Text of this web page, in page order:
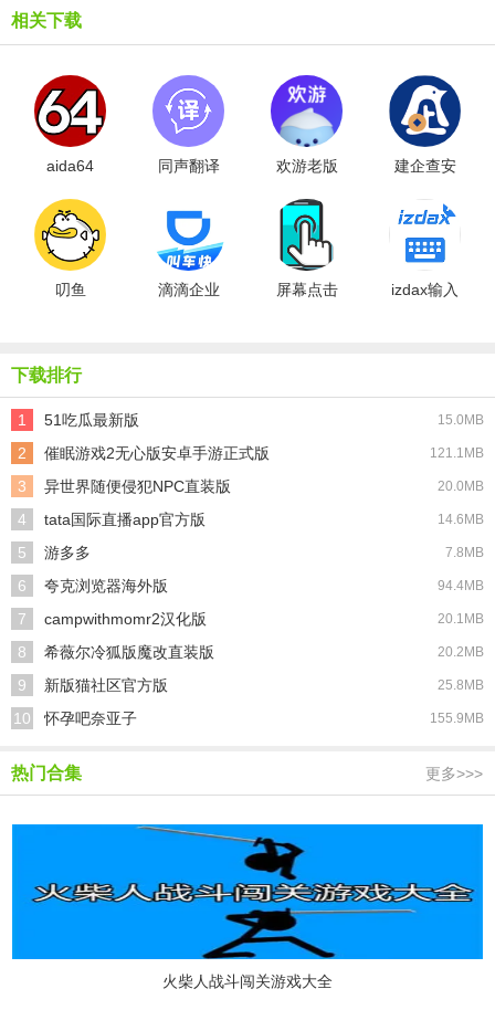
相关下载
aida64
同声翻译
欢游老版
建企查安
叨鱼 滴滴企业
屏幕点击
izdax输入
下载排行
1 51吃瓜最新版 15.0MB
2 催眠游戏2无心版安卓手游正式版 121.1MB
3 异世界随便侵犯NPC直装版 20.0MB
4 tata国际直播app官方版 14.6MB
5 游多多 7.8MB
6 夸克浏览器海外版 94.4MB
7 campwithmomr2汉化版 20.1MB
8 希薇尔冷狐版魔改直装版 20.2MB
9 新版猫社区官方版 25.8MB
10 怀孕吧奈亚子 155.9MB
热门合集 更多>>>
火柴人战斗闯关游戏大全